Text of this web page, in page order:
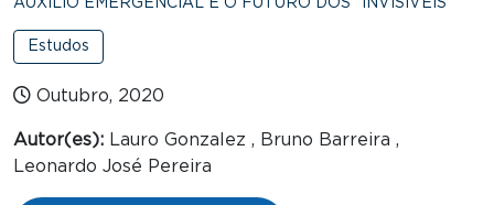
AUXÍLIO EMERGENCIAL E O FUTURO DOS “INVISÍVEIS”
Estudos
Outubro, 2020
Autor(es): Lauro Gonzalez , Bruno Barreira ,
Leonardo José Pereira